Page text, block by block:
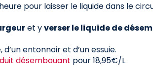
pour laisser le liquide dans le
et yverser le liquide de
entonnoir et d’un essuie.
désembouant pour 18,95€/L